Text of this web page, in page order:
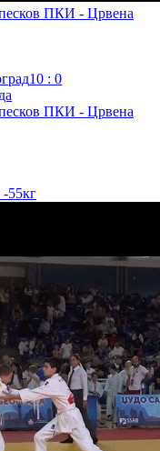
10 : 0
-55кг